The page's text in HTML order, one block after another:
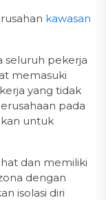
kawasan
seluruh pekerja
memasuki
yang tidak
pada
untuk
dan memiliki
dengan
isolasi diri